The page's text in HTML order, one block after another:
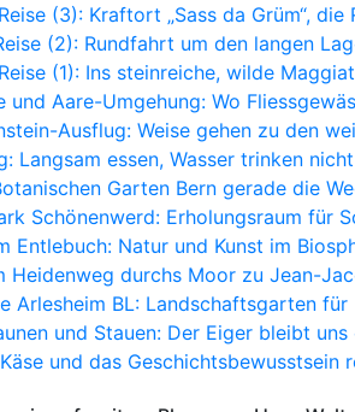
(3): Kraftort „Sass da Grüm“, die
(2): Rundfahrt um den langen
(1): Ins steinreiche, wilde
und Aare-Umgehung: Wo
Ausflug: Weise gehen zu den
Langsam essen, Wasser trinken
Garten Bern gerade die
Schönenwerd: Erholungsraum für
Entlebuch: Natur und Kunst im
Heidenweg durchs Moor zu Jean-
Arlesheim BL: Landschaftsgarten für
und Stauen: Der Eiger bleibt uns
und das Geschichtsbewusstsein